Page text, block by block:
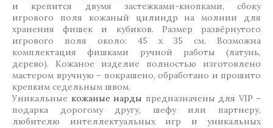
и крепится двумя застежками-кнопками, сбоку
игрового поля кожаный цилиндр на молнии для
хранения фишек и кубиков. Размер развёрнутого
игрового поля около: 45 х 35 см. Возможна
комплектация фишками ручной работы (латунь,
дерево). Кожаное изделие полностью изготовлено
мастером вручную – покрашено, обработано и прошито
крепким седельным швом.
Уникальные кожаные нарды предназначены для VIP –
подарка дорогому другу, шефу или партнеру,
любителю интеллектуальных игр и уникальных